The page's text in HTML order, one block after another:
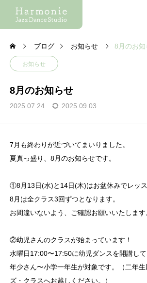
ブログ お知らせ 8月のお知
お知らせ
8月のお知らせ
2025.07.24 2025.09.03
7月も終わりが近づいてまいりました。
夏真っ盛り、8月のお知らせです。
①8月13日(水)と14日(木)はお盆休みでレッス
8月は全クラス3回ずつとなります。
お間違いないよう、ご確認お願いいたします
②幼児さんのクラスが始まっています！
水曜日17:00〜17:50に幼児ダンスを開講して
年少さん〜小学一年生が対象です。（二年
ズ・クラスへお越しください。）